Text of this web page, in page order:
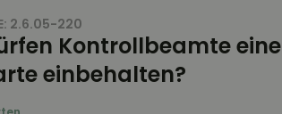
2.6.05-220
Kontrollbeamte eine
einbehalten?